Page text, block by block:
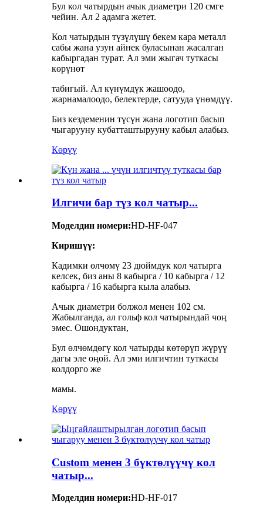
Бул кол чатырдын ачык диаметри 120 смге
чейин. Ал 2 адамга жетет.
Кол чатырдын түзүлүшү бекем кара металл
сабы жана узун айнек буласынан жасалган
кабыргадан турат. Ал эми жыгач туткасы
көрүнөт
табигый. Ал күнүмдүк жашоодо,
жарнамалоодо, белектерде, сатууда үнөмдүү.
Биз кездеменин түсүн жана логотип басып
чыгарууну кубатташтырууну кабыл алабыз.
Көрүү
Илгичи бар түз кол чатыр...
Моделдин номери:HD-HF-047
Киришүү:
Кадимки өлчөмү 23 дюймдук кол чатырга
келсек, биз аны 8 кабырга / 10 кабырга / 12
кабырга / 16 кабырга кыла алабыз.
Ачык диаметри болжол менен 102 см.
Жабылганда, ал гольф кол чатырындай чоң
эмес. Ошондуктан,
Бул өлчөмдөгү кол чатырды көтөрүп жүрүү
дагы эле оңой. Ал эми илгичтин туткасы
колдорго же
мамы.
Көрүү
Custom менен 3 бүктөлүүчү кол
чатыр...
Моделдин номери:HD-HF-017